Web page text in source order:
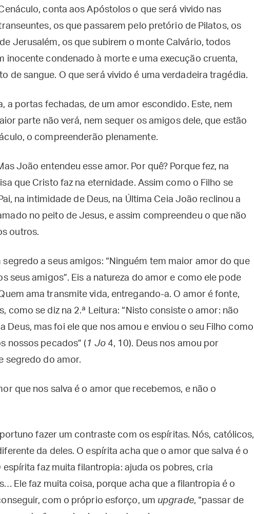
conta aos Apóstolos o que será vivido nas
os que passarem pelo pretório de Pilatos, os
Jerusalém, os que subirem o monte Calvário, todos
inocente condenado à morte e uma execução cruenta,
de sangue. O que será vivido é uma verdadeira tragédia.
a portas fechadas, de um amor escondido. Este, nem
parte não verá, nem sequer os amigos dele, que estão
o compreenderão plenamente.
João entendeu esse amor. Por quê? Porque fez, na
que Cristo faz na eternidade. Assim como o Filho se
na intimidade de Deus, na Última Ceia João reclinou a
no peito de Jesus, e assim compreendeu o que não
outros.
a seus amigos: “Ninguém tem maior amor do que
seus amigos”. Eis a natureza do amor e como ele pode
ama transmite vida, entregando-a. O amor é fonte,
como se diz na 2.ª Leitura: “Nisto consiste o amor: não
Deus, mas foi ele que nos amou e enviou o seu Filho como
nossos pecados” ( 1 Jo4, 10). Deus nos amou por
segredo do amor.
que nos salva é o amor que recebemos, e não o
fazer um contraste com os espíritas. Nós, católicos,
da deles. O espírita acha que o amor que salva é o
espírita faz muita filantropia: ajuda os pobres, cria
Ele faz muita coisa, porque acha que a filantropia é o
com o próprio esforço, um upgrade, “passar de